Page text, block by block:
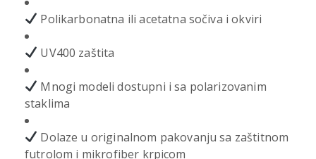
Polikarbonatna ili acetatna sočiva i okviri
UV400 zaštita
Mnogi modeli dostupni i sa polarizovanim
staklima
Dolaze u originalnom pakovanju sa zaštitnom
futrolom i mikrofiber krpicom